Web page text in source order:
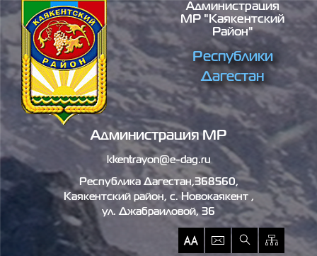
Перейти к основному содержаниюАдминистрация
МР "Каякентский
Район"
Республики
Дагестан
Администрация МР
kkentrayon@e-dag.ru
Республика Дагестан,368560,
Каякентский район, c. Новокаякент ,
ул. Джабраиловой, 36